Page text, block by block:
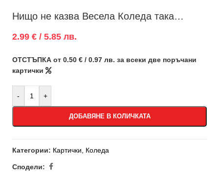
Нищо не казва Весела Коледа така…
2.99 € / 5.85 лв.
ОТСТЪПКА от 0.50 € / 0.97 лв. за всеки две поръчани
картички
- +
ДОБАВЯНЕ В КОЛИЧКАТА
Категории: Картички Коледа
Сподели: